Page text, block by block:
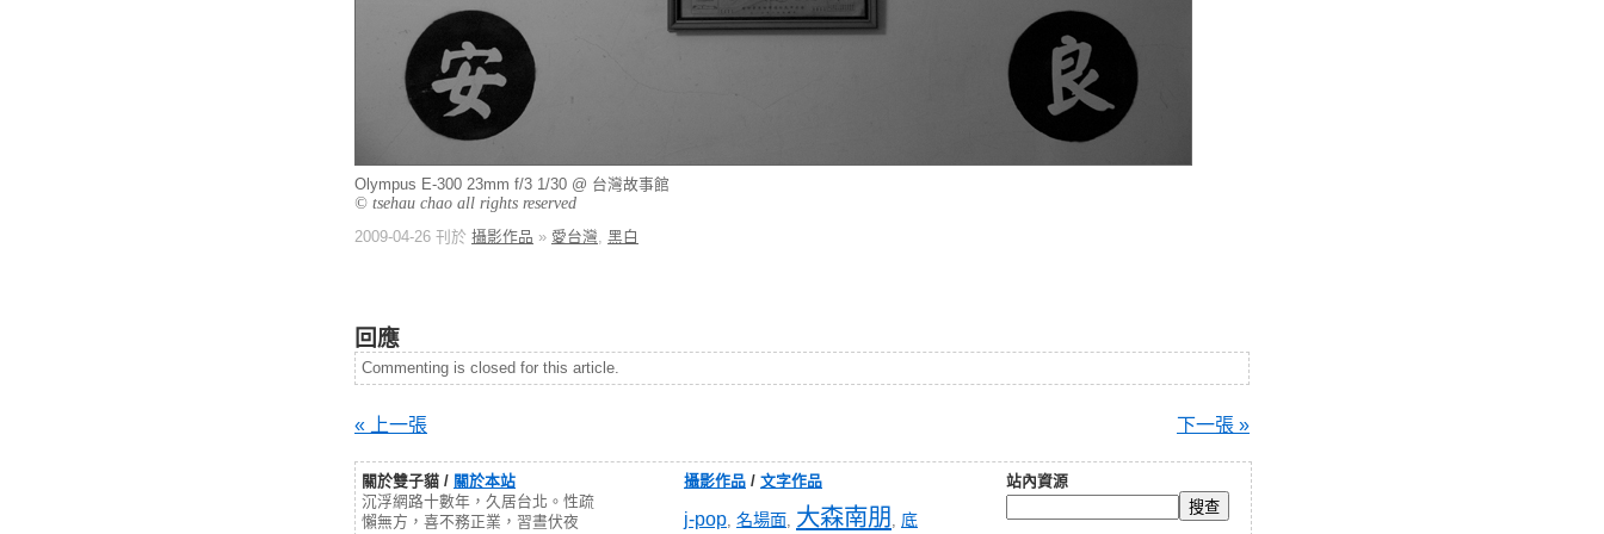
Olympus E-300 23mm f/3 1/30 @ 台灣故事館
© tsehau chao all rights reserved
2009-04-26 刊於 攝影作品 » 愛台灣, 黑白
回應
Commenting is closed for this article.
« 上一張 下一張 »
關於雙子貓 / 關於本站
沉浮網路十數年，久居台北。性疏
懶無方，喜不務正業，習晝伏夜
站內資源
攝影作品 / 文字作品
j-pop, 名場面, 大森南朋 , 底